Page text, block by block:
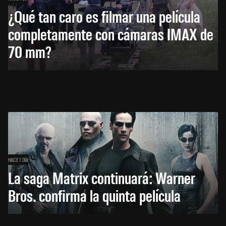
¿Qué tan caro es filmar una película
completamente con cámaras IMAX de
70 mm?
HACE 1 DÍA
La saga Matrix continuará: Warner
Bros. confirma la quinta película